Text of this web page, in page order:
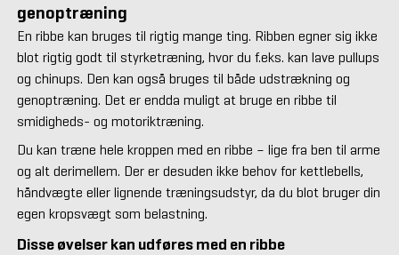
genoptræning
En ribbe kan bruges til rigtig mange ting. Ribben egner sig ikke
blot rigtig godt til styrketræning, hvor du f.eks. kan lave pullups
og chinups. Den kan også bruges til både udstrækning og
genoptræning. Det er endda muligt at bruge en ribbe til
smidigheds- og motoriktræning.
Du kan træne hele kroppen med en ribbe – lige fra ben til arme
og alt derimellem. Der er desuden ikke behov for kettlebells,
håndvægte eller lignende træningsudstyr, da du blot bruger din
egen kropsvægt som belastning.
Disse øvelser kan udføres med en ribbe